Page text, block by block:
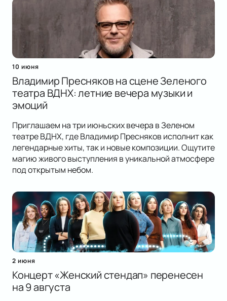
10 июня
Владимир Пресняков на сцене Зеленого
театра ВДНХ: летние вечера музыки и
эмоций
Приглашаем на три июньских вечера в Зеленом
театре ВДНХ, где Владимир Пресняков исполнит как
легендарные хиты, так и новые композиции. Ощутите
магию живого выступления в уникальной атмосфере
под открытым небом.
2 июня
Концерт «Женский стендап» перенесен
на 9 августа